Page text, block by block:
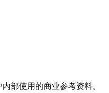
部使用的商业参考资料。